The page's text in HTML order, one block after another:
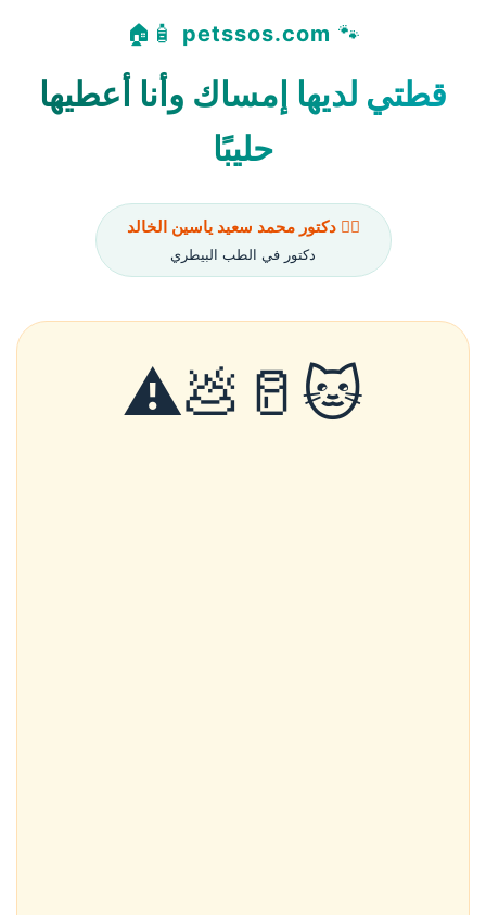
🐾
petssos.com
🧴🏠
قطتي لديها إمساك وأنا أعطيها
حليبًا
👨‍⚕️ دكتور محمد سعيد ياسين الخالد
دكتور في الطب البيطري
🐱🥛💩⚠️